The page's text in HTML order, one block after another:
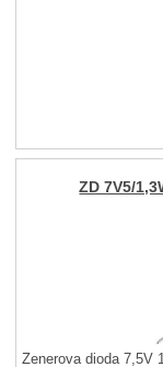
ZD 7V5/
Zenerova dioda 7,5V